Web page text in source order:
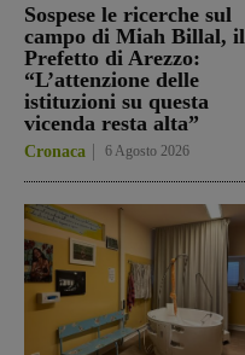
Sospese le ricerche sul
campo di Miah Billal, il
Prefetto di Arezzo:
“L’attenzione delle
istituzioni su questa
vicenda resta alta”
Cronaca 6 Agosto 2026